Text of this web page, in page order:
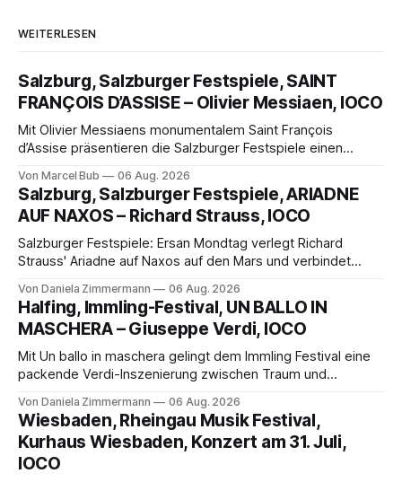
WEITERLESEN
Salzburg, Salzburger Festspiele, SAINT
FRANÇOIS D’ASSISE – Olivier Messiaen, IOCO
Mit Olivier Messiaens monumentalem Saint François
d’Assise präsentieren die Salzburger Festspiele einen
eine bildgewaltige Inszenierung, Maxime Pascal entfaltet
die komplexe Partitur eindrucksvoll, Philippe Sly berührt als
Franziskus.
Von Marcel Bub 06 Aug. 2026
Salzburg, Salzburger Festspiele, ARIADNE
AUF NAXOS – Richard Strauss, IOCO
Salzburger Festspiele: Ersan Mondtag verlegt Richard
Strauss' Ariadne auf Naxos auf den Mars und verbindet
Aufführung mit starken Solisten und den Wiener
Philharmonikern, szenisch bleibt der zweite Akt jedoch
hinter den Erwartungen zurück.
Von Daniela Zimmermann 06 Aug. 2026
Halfing, Immling-Festival, UN BALLO IN
MASCHERA – Giuseppe Verdi, IOCO
Mit Un ballo in maschera gelingt dem Immling Festival eine
packende Verdi-Inszenierung zwischen Traum und
psychologische Tiefe mit starken Bildern, getragen von
einem spielfreudigen Ensemble und einer musikalisch
überzeugenden Gesamtleistung.
Von Daniela Zimmermann 06 Aug. 2026
Wiesbaden, Rheingau Musik Festival,
Kurhaus Wiesbaden, Konzert am 31. Juli,
IOCO